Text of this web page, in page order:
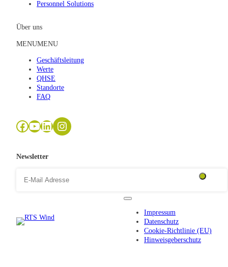
Personnel Solutions
Über uns
MENUMENU
Geschäftsleitung
Werte
QHSE
Standorte
FAQ
Facebook YouTube LinkedIn
Newsletter
Impressum
Datenschutz
Cookie-Richtlinie (EU)
Hinweisgeberschutz